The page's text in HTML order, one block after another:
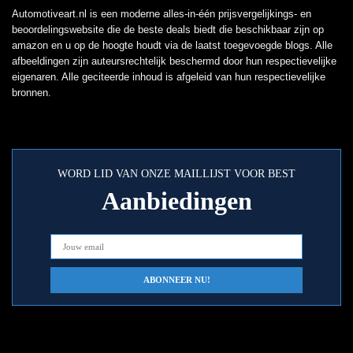
Automotiveart.nl is een moderne alles-in-één prijsvergelijkings- en
beoordelingswebsite die de beste deals biedt die beschikbaar zijn op
amazon en u op de hoogte houdt via de laatst toegevoegde blogs. Alle
afbeeldingen zijn auteursrechtelijk beschermd door hun respectievelijke
eigenaren. Alle geciteerde inhoud is afgeleid van hun respectievelijke
bronnen.
WORD LID VAN ONZE MAILLIJST VOOR BEST
Aanbiedingen